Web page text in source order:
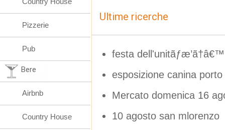
Ultime ricerche
festa
esposizione canina
Mercato domenica 16
10 agosto san mlorenzo
Pizzerie
Pub
Bere
Airbnb
Country House